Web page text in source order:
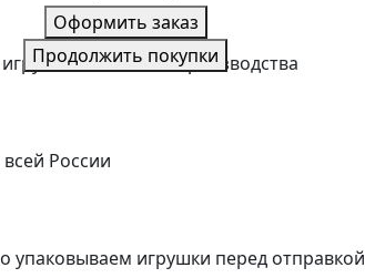
польского производства
России
игрушки перед отправкой
Оформить заказ
Продолжить покупки